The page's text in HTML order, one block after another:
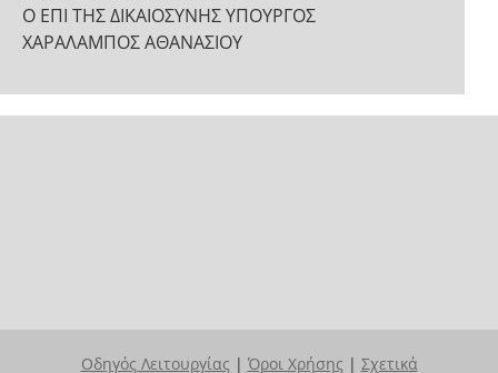
Ο ΕΠΙ ΤΗΣ ΔΙΚΑΙΟΣΥΝΗΣ ΥΠΟΥΡΓΟΣ
ΧΑΡΑΛΑΜΠΟΣ ΑΘΑΝΑΣΙΟΥ
Οδηγός Λειτουργίας | Όροι Χρήσης | Σχετικά